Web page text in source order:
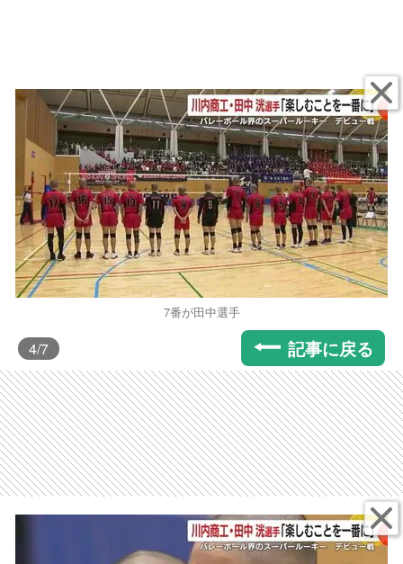
7番が田中選手
4/7 記事に戻る